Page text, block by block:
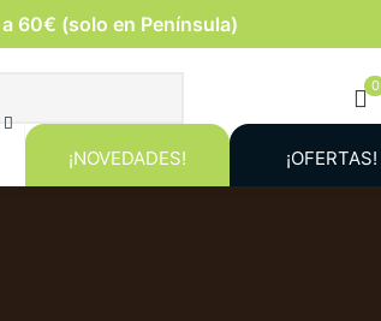
60€ (solo en Península)
0
¡NOVEDADES! ¡OFERTAS!